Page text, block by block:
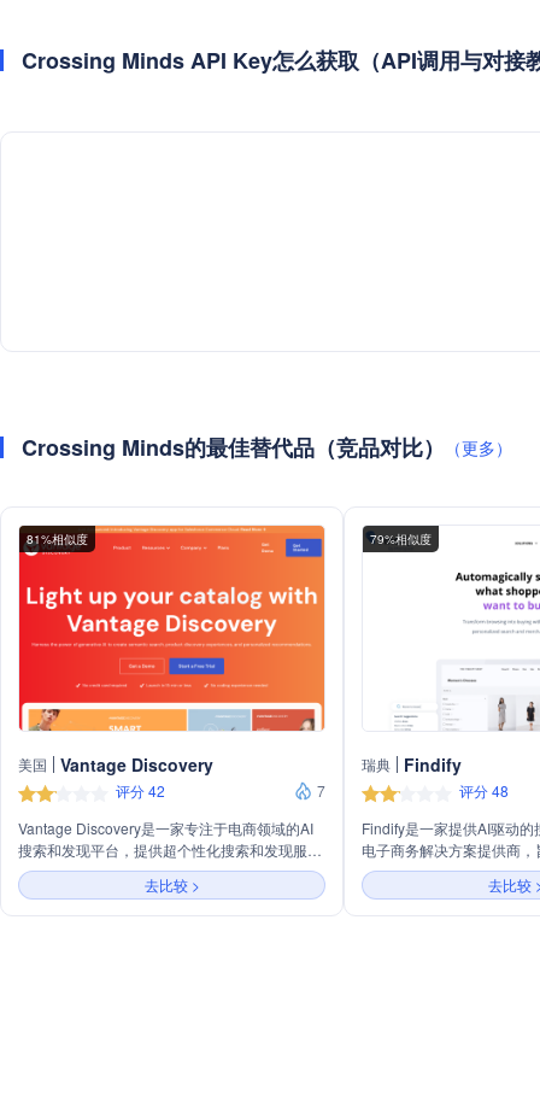
Crossing Minds API Key怎么获取（API调用与对接
Crossing Minds的最佳替代品（竞品对比） （更多）
81%相似度
美国 Vantage Discovery
评分 42
7
Vantage Discovery是一家专注于电商领域的AI
搜索和发现平台，提供超个性化搜索和发现服
务，旨在提升转化率和客单价，同时引导消费者
体验愉悦的购物旅程。公司通过将搜索、推荐和
个性化融为一体，利用数据驱动的引擎提供连贯
去比较 >
79%相似度
瑞典 Findify
评分 48
Findify是一家提供AI驱动
电子商务解决方案提供商
商品推荐和视觉营销提升
收入。
去比较